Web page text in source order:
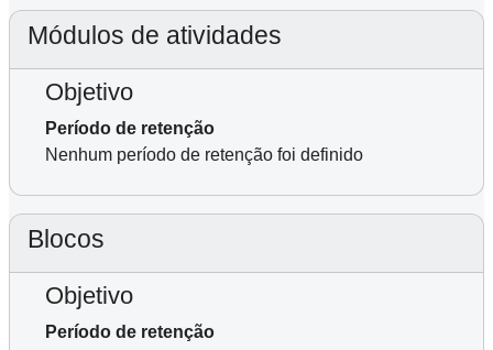
Módulos de atividades
Objetivo
Período de retenção
Nenhum período de retenção foi definido
Blocos
Objetivo
Período de retenção